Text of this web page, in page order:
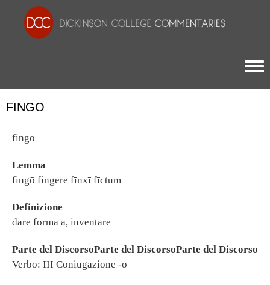
FINGO
fingo
Lemma
fingō fingere fīnxī fīctum
Definizione
dare forma a, inventare
Parte del DiscorsoParte del DiscorsoParte del Discorso
Verbo: III Coniugazione -ō